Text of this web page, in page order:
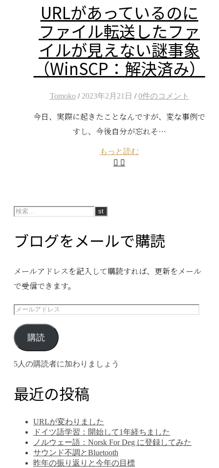
URLがあっているのに
ファイル転送したファ
イルが見えない謎事象
（WinSCP：解決済み）
Tomoko / 2023年2月21日 / 0件のコメント
今日、実際に起きたことなんですが、変な事例で
すし、今後自分が忘れそ…
もっと読む
ブログをメールで購読
メールアドレスを記入して購読すれば、更新をメール
で受信できます。
メ
ー
ル
ア
ド
ス
購読
5人の購読者に加わりましょう
最近の投稿
URLが変わりました
ドイツ語学習：開始して1年経ちました
ノルウェー語：Norsk For Deg に登録してみた
サウンド不調とBluetooth
昨年の振り返りと今年の目標